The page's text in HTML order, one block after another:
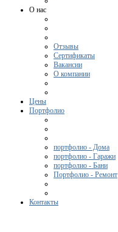
О нас
Отзывы
Сертификаты
Вакансии
О компании
Цены
Портфолио
портфолио - Дома
портфолио - Гаражи
портфолио - Бани
Портфолио - Ремонт
Контакты